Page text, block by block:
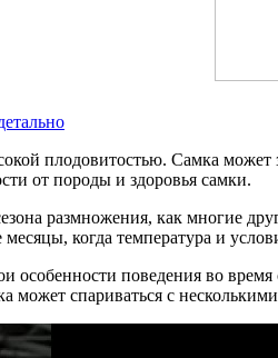
плодовитостью. Самка может
от породы и здоровья самки.
размножения, как многие
когда температура и
особенности поведения во
спариваться с